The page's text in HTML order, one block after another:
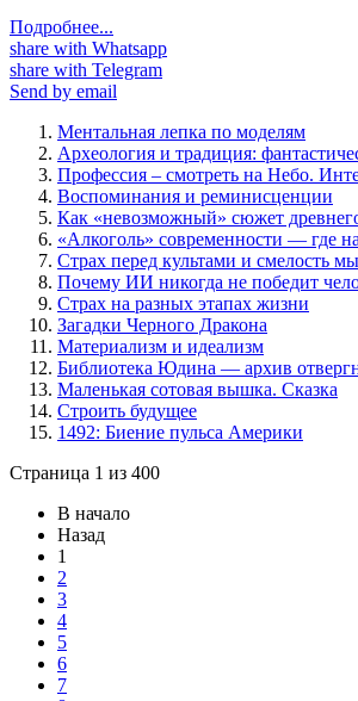
Подробнее...
share with Whatsapp
share with Telegram
Send by email
Ментальная лепка по моделям
Археология и традиция:
Профессия – смотреть на Небо.
Воспоминания и реминисценции
Как «невозможный» сюжет
«Алкоголь» современности — где
Страх перед культами и смелость
Почему ИИ никогда не победит
Страх на разных этапах жизни
Загадки Черного Дракона
Материализм и идеализм
Библиотека Юдина — архив
Маленькая сотовая вышка. Сказка
Строить будущее
1492: Биение пульса Америки
Страница 1 из 400
В начало
Назад
1
2
3
4
5
6
7